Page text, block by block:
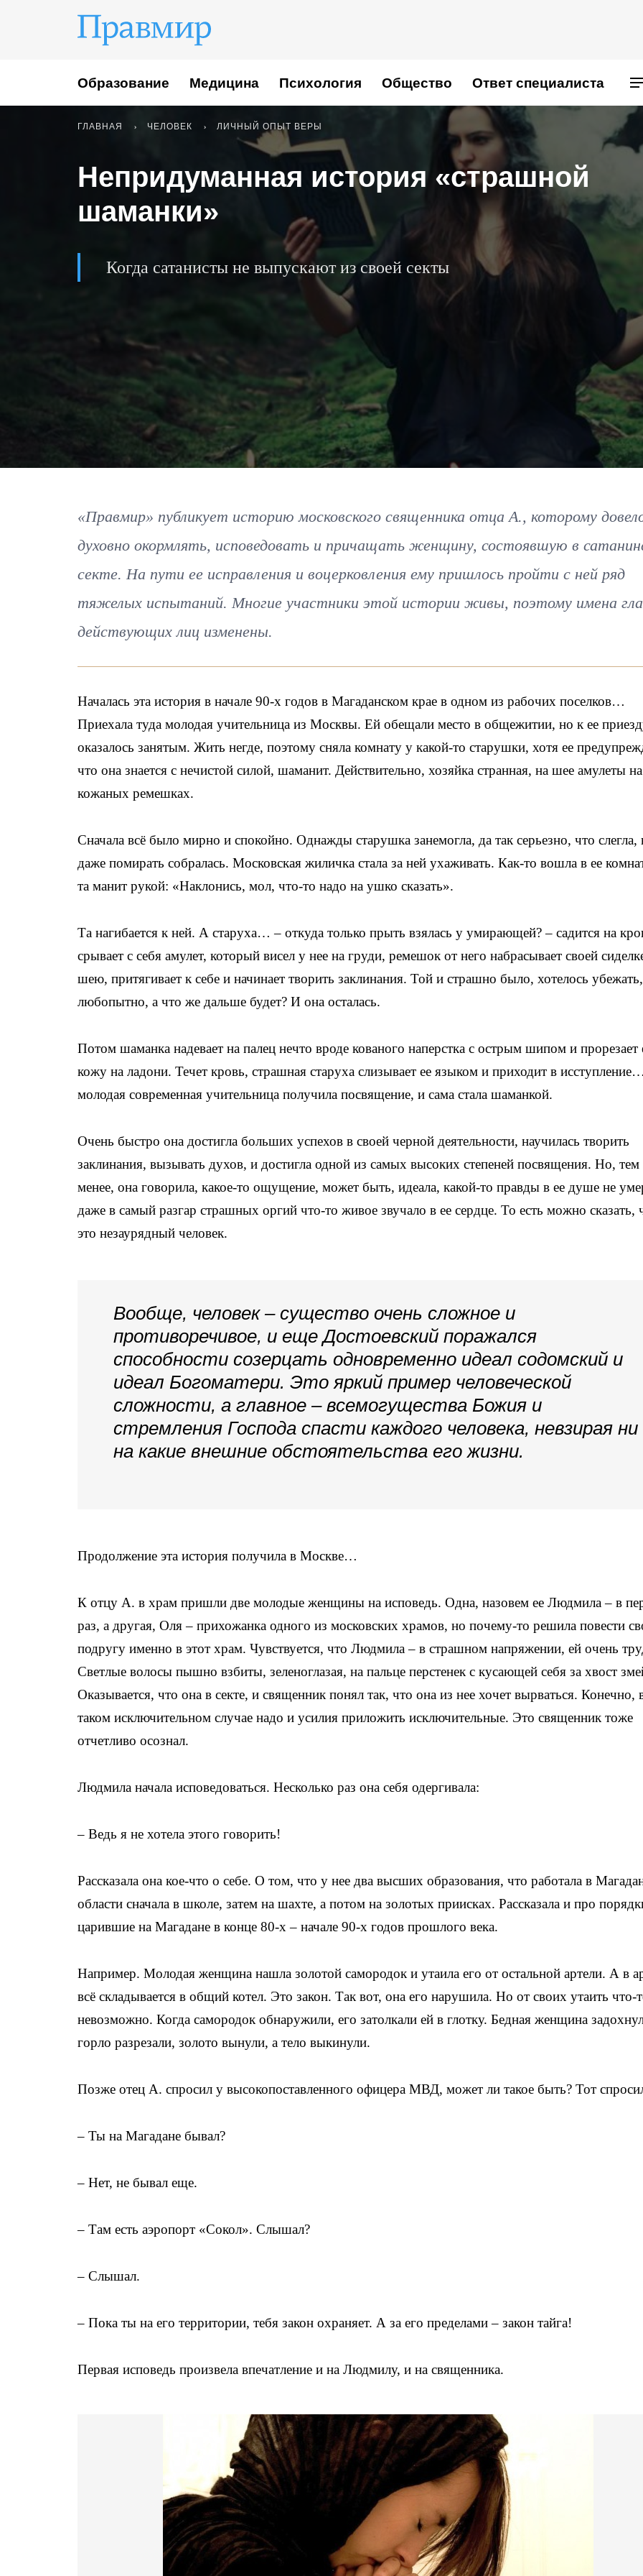
Образование Медицина Психология Общество Ответ специалиста
ГЛАВНАЯ ЧЕЛОВЕК ЛИЧНЫЙ ОПЫТ ВЕРЫ
Непридуманная история «страшной
шаманки»
Когда сатанисты не выпускают из своей секты
«Правмир» публикует историю московского священника отца А., которому
духовно окормлять, исповедовать и причащать женщину, состоявшую в
секте. На пути ее исправления и воцерковления ему пришлось пройти с ней ряд
тяжелых испытаний. Многие участники этой истории живы, поэтому имена
действующих лиц изменены.
Началась эта история в начале 90-х годов в Магаданском крае в одном из рабочих поселков…
Приехала туда молодая учительница из Москвы. Ей обещали место в общежитии, но к ее
оказалось занятым. Жить негде, поэтому сняла комнату у какой-то старушки, хотя ее
что она знается с нечистой силой, шаманит. Действительно, хозяйка странная, на шее амулеты на
кожаных ремешках.
Сначала всё было мирно и спокойно. Однажды старушка занемогла, да так серьезно, что слегла,
даже помирать собралась. Московская жиличка стала за ней ухаживать. Как-то вошла в ее
та манит рукой: «Наклонись, мол, что-то надо на ушко сказать».
Та нагибается к ней. А старуха… – откуда только прыть взялась у умирающей? – садится на
срывает с себя амулет, который висел у нее на груди, ремешок от него набрасывает своей
шею, притягивает к себе и начинает творить заклинания. Той и страшно было, хотелось
любопытно, а что же дальше будет? И она осталась.
Потом шаманка надевает на палец нечто вроде кованого наперстка с острым шипом и прорезает
кожу на ладони. Течет кровь, страшная старуха слизывает ее языком и приходит в
молодая современная учительница получила посвящение, и сама стала шаманкой.
Очень быстро она достигла больших успехов в своей черной деятельности, научилась творить
заклинания, вызывать духов, и достигла одной из самых высоких степеней посвящения. Но, тем
менее, она говорила, какое-то ощущение, может быть, идеала, какой-то правды в ее душе не
даже в самый разгар страшных оргий что-то живое звучало в ее сердце. То есть можно сказать,
это незаурядный человек.
Вообще, человек – существо очень сложное и
противоречивое, и еще Достоевский поражался
способности созерцать одновременно идеал содомский и
идеал Богоматери. Это яркий пример человеческой
сложности, а главное – всемогущества Божия и
стремления Господа спасти каждого человека, невзирая ни
на какие внешние обстоятельства его жизни.
Продолжение эта история получила в Москве…
К отцу А. в храм пришли две молодые женщины на исповедь. Одна, назовем ее Людмила – в
раз, а другая, Оля – прихожанка одного из московских храмов, но почему-то решила повести
подругу именно в этот храм. Чувствуется, что Людмила – в страшном напряжении, ей очень
Светлые волосы пышно взбиты, зеленоглазая, на пальце перстенек с кусающей себя за хвост
Оказывается, что она в секте, и священник понял так, что она из нее хочет вырваться. Конечно,
таком исключительном случае надо и усилия приложить исключительные. Это священник тоже
отчетливо осознал.
Людмила начала исповедоваться. Несколько раз она себя одергивала:
– Ведь я не хотела этого говорить!
Рассказала она кое-что о себе. О том, что у нее два высших образования, что работала в
области сначала в школе, затем на шахте, а потом на золотых приисках. Рассказала и про
царившие на Магадане в конце 80-х – начале 90-х годов прошлого века.
Например. Молодая женщина нашла золотой самородок и утаила его от остальной артели. А в
всё складывается в общий котел. Это закон. Так вот, она его нарушила. Но от своих утаить что-
невозможно. Когда самородок обнаружили, его затолкали ей в глотку. Бедная женщина
горло разрезали, золото вынули, а тело выкинули.
Позже отец А. спросил у высокопоставленного офицера МВД, может ли такое быть? Тот
– Ты на Магадане бывал?
– Нет, не бывал еще.
– Там есть аэропорт «Сокол». Слышал?
– Слышал.
– Пока ты на его территории, тебя закон охраняет. А за его пределами – закон тайга!
Первая исповедь произвела впечатление и на Людмилу, и на священника.